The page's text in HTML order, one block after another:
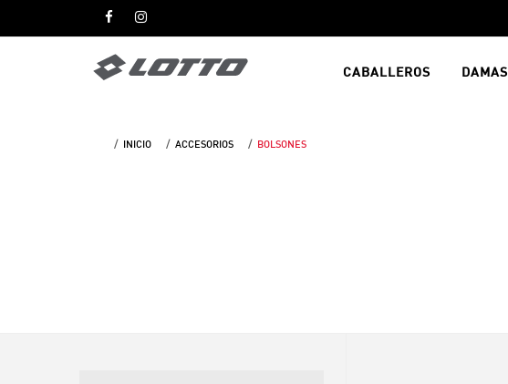
CABALLEROS DAMAS
INICIO ACCESORIOS BOLSONES